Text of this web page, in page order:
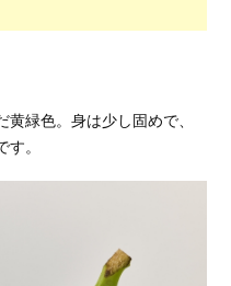
緑色。身は少し固めで、
す。